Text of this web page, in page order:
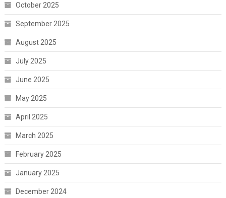
October 2025
September 2025
August 2025
July 2025
June 2025
May 2025
April 2025
March 2025
February 2025
January 2025
December 2024